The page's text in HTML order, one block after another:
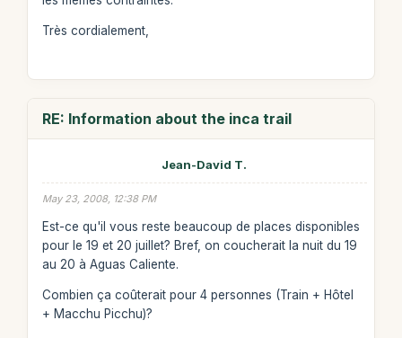
Très cordialement,
RE: Information about the inca trail
Jean-David T.
May 23, 2008, 12:38 PM
Est-ce qu'il vous reste beaucoup de places disponibles
pour le 19 et 20 juillet? Bref, on coucherait la nuit du 19
au 20 à Aguas Caliente.
Combien ça coûterait pour 4 personnes (Train + Hôtel
+ Macchu Picchu)?